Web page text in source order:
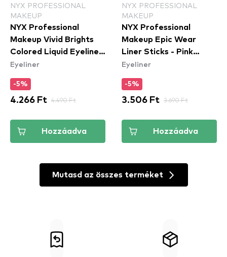
NYX PROFESSIONAL
MAKEUP
NYX Professional
Makeup Vivid Brights
Colored Liquid Eyeliner
- Lilac Link (VBLL07) -
Eyeliner
-5%
4.266 Ft 4.490 Ft
Hozzáadva
NYX PROFESSIONAL
MAKEUP
NYX Professional
Makeup Epic Wear
Liner Sticks - Pink
Spirit - szemceruza
Eyeliner
-5%
3.506 Ft 3.690 Ft
Hozzáadva
Mutasd az összes terméket